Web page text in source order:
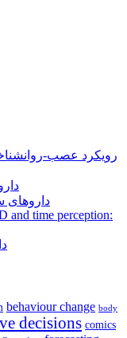
رویکرد عصب-
داروهای
and time perception:
behaviour change body
decisions comics